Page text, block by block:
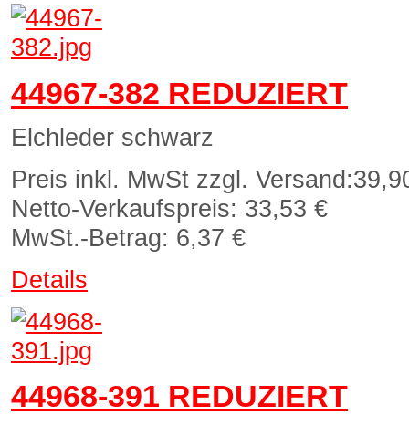
44967-382 REDUZIERT
Elchleder schwarz
Preis inkl. MwSt zzgl. Versand:
Netto-Verkaufspreis: 33,53 €
MwSt.-Betrag: 6,37 €
Details
44968-391 REDUZIERT